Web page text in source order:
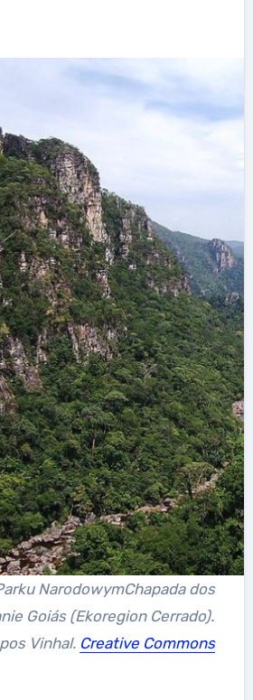
NarodowymChapada dos
Goiás (Ekoregion Cerrado).
Vinhal. Creative Commons